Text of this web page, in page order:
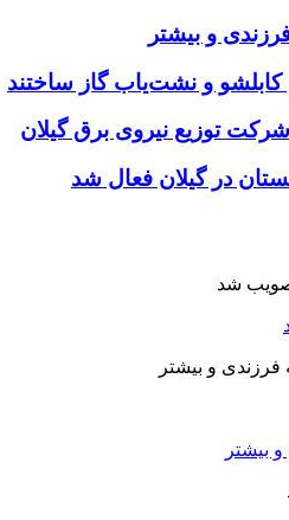
و بیشتر
کابلشو و نشت‌یاب گاز ساختند
توزیع نیروی برق گیلان
بیشتر